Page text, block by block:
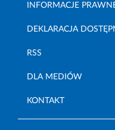
INFORMACJE
DEKLARACJA
RSS
DLA MEDIÓW
KONTAKT